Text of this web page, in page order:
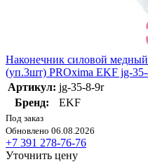
Наконечник силовой
(уп.3шт) PROxima EKF jg-
Артикул: jg-35-8-9r
Бренд:
EKF
Под заказ
Обновлено 06.08.2026
+7 391 278-76-76
Уточнить цену